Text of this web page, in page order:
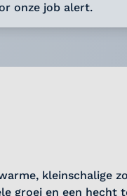
onze job alert.
kleinschalige
groei en een hecht